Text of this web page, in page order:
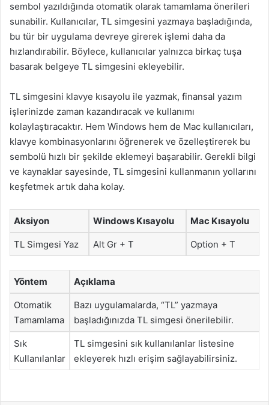
sembol yazıldığında otomatik olarak tamamlama önerileri
sunabilir. Kullanıcılar, TL simgesini yazmaya başladığında,
bu tür bir uygulama devreye girerek işlemi daha da
hızlandırabilir. Böylece, kullanıcılar yalnızca birkaç tuşa
basarak belgeye TL simgesini ekleyebilir.
TL simgesini klavye kısayolu ile yazmak, finansal yazım
işlerinizde zaman kazandıracak ve kullanımı
kolaylaştıracaktır. Hem Windows hem de Mac kullanıcıları,
klavye kombinasyonlarını öğrenerek ve özelleştirerek bu
sembolü hızlı bir şekilde eklemeyi başarabilir. Gerekli bilgi
ve kaynaklar sayesinde, TL simgesini kullanmanın yollarını
keşfetmek artık daha kolay.
Aksiyon Windows Kısayolu Mac Kısayolu
TL Simgesi Yaz Alt Gr + T Option + T
Yöntem Açıklama
Otomatik
Tamamlama
Bazı uygulamalarda, “TL” yazmaya
başladığınızda TL simgesi önerilebilir.
Sık
Kullanılanlar
TL simgesini sık kullanılanlar listesine
ekleyerek hızlı erişim sağlayabilirsiniz.